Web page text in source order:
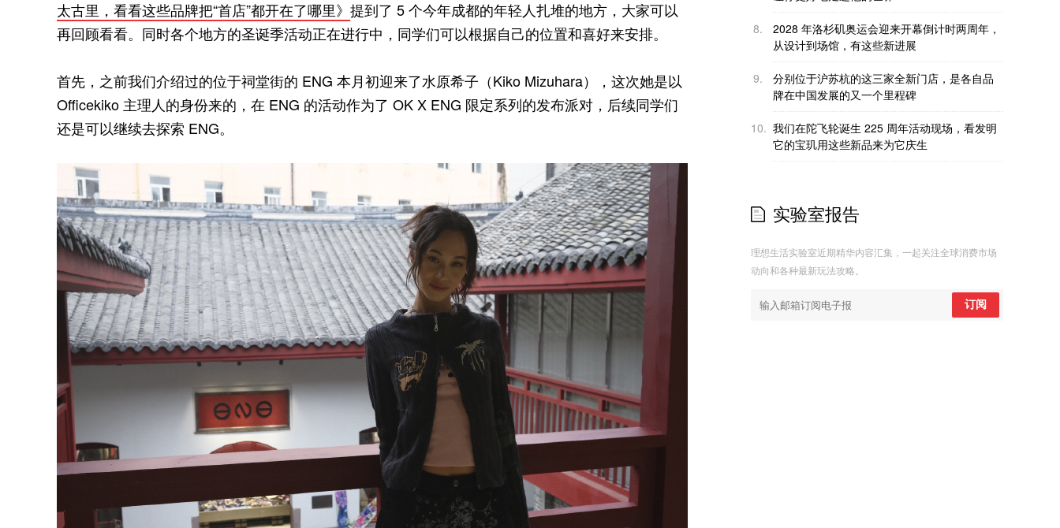
太古里，看看这些品牌把“首店”都开在了哪里》 提到了 5 个今年成都的年轻人扎堆的地方，大家可以
再回顾看看。同时各个地方的圣诞季活动正在进行中，同学们可以根据自己的位置和喜好来安排。
首先，之前我们介绍过的位于祠堂街的 ENG 本月初迎来了水原希子（Kiko Mizuhara），这次她是以
Officekiko 主理人的身份来的，在 ENG 的活动作为了 OK X ENG 限定系列的发布派对，后续同学们
还是可以继续去探索 ENG。
8.
2028 年洛杉矶奥运会迎来开幕倒计时两周年，
从设计到场馆，有这些新进展
9.
分别位于沪苏杭的这三家全新门店，是各自品
牌在中国发展的又一个里程碑
10. 我们在陀飞轮诞生 225 周年活动现场，看发明
它的宝玑用这些新品来为它庆生
实验室报告
理想生活实验室近期精华内容汇集，一起关注全球消费市场
动向和各种最新玩法攻略。